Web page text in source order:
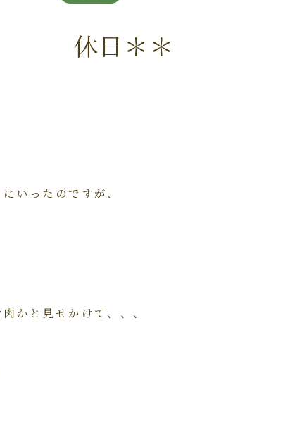
休日＊＊
いったのですが、
かと見せかけて、、、